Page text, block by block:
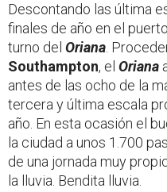
Descontando las última
finales de año en el
turno del Oriana.
Southampton, el Oriana
antes de las ocho de la
tercera y última escala
año. En esta ocasión el
la ciudad a unos 1.700
de una jornada muy
la lluvia. Bendita lluvia.